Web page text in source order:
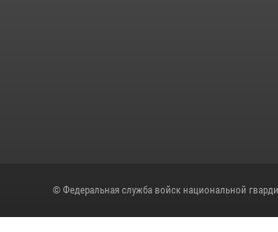
© Федеральная служба войск национальной